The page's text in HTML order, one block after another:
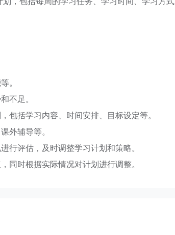
。
不足。
包括学习内容、时间安排、目标设定等。
外辅导等。
行评估，及时调整学习计划和策略。
同时根据实际情况对计划进行调整。